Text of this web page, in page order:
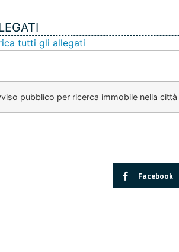
tutti gli allegati
pubblico per ricerca immobile nella
Facebook